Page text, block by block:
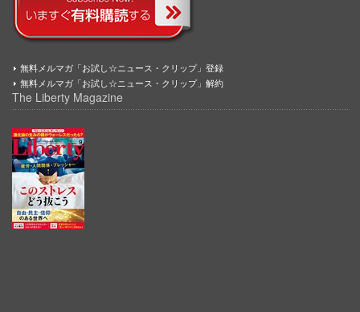
無料メルマガ「お試し☆ニュース・クリップ」登録
無料メルマガ「お試し☆ニュース・クリップ」解約
The Liberty Magazine